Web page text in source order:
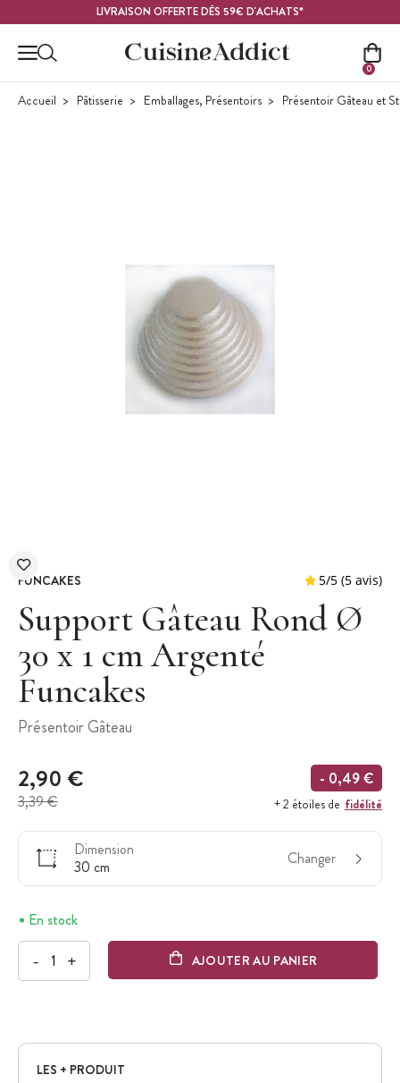
LIVRAISON OFFERTE DÈS 59€ D'ACHATS*
0
Accueil Pâtisserie Emballages, Présentoirs Présentoir Gâteau et
FUNCAKES
Support Gâteau Rond Ø
30 x 1 cm Argenté
Funcakes
Présentoir Gâteau
2,90 €
3,39 €
- 0,49 €
+ 2 étoiles de fidélité
Dimension
30 cm
Changer
En stock
- + AJOUTER AU PANIER
LES + PRODUIT